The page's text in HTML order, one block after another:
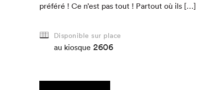
préféré ! Ce n’est pas tout ! Partout où ils […]
Disponible sur place
au kiosque 2606